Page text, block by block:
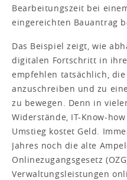
Bearbeitungszeit bei
eingereichten Bauantrag
Das Beispiel zeigt, wie
digitalen Fortschritt in
empfehlen tatsächlich,
anzuschreiben und zu
zu bewegen. Denn in
Widerstände, IT-Know-
Umstieg kostet Geld.
Jahres noch die alte
Onlinezugangsgesetz
Verwaltungsleistungen